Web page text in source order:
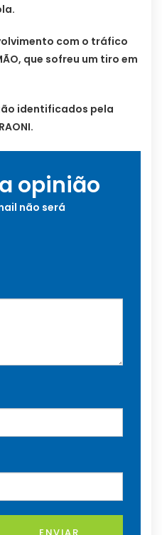
com o tráfico
que sofreu um tiro em
identificados pela
opinião
não será